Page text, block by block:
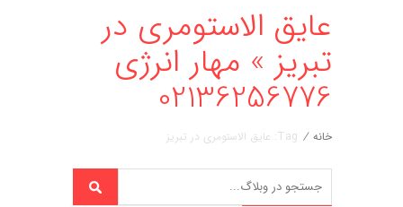
عایق الاستومری در
تبریز » مهار انرژی
02136256776
خانه / Tag: عایق الاستومری در تبریز